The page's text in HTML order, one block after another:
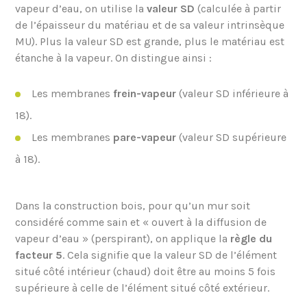
vapeur d’eau, on utilise lavaleur SD (calculée à partir
de l’épaisseur du matériau et de sa valeur intrinsèque
MU). Plus la valeur SD est grande, plus le matériau est
étanche à la vapeur. On distingue ainsi :
Les membranes frein-vapeur (valeur SD inférieure à
18).
Les membranes pare-vapeur (valeur SD supérieure
à 18).
Dans la construction bois, pour qu’un mur soit
considéré comme sain et « ouvert à la diffusion de
vapeur d’eau » (perspirant), on applique la règle du
facteur 5. Cela signifie que la valeur SD de l’élément
situé côté intérieur (chaud) doit être au moins 5 fois
supérieure à celle de l’élément situé côté extérieur.